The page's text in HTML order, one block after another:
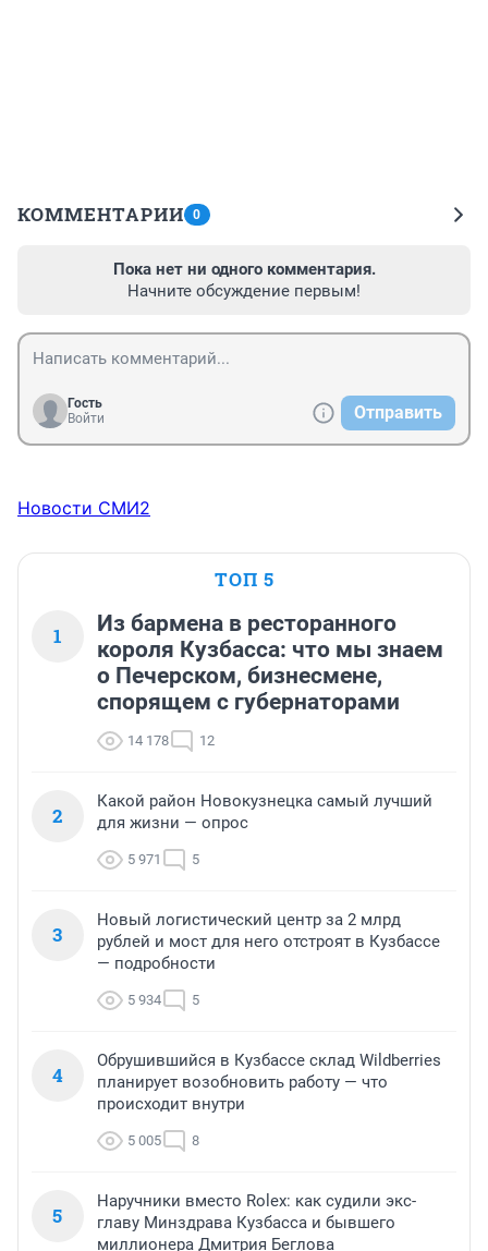
КОММЕНТАРИИ 0
Пока нет ни одного комментария.
Начните обсуждение первым!
Гость
Войти
Отправить
Новости СМИ2
ТОП 5
1
Из бармена в ресторанного
короля Кузбасса: что мы знаем
о Печерском, бизнесмене,
спорящем с губернаторами
14 178 12
2
Какой район Новокузнецка самый лучший
для жизни — опрос
5 971 5
3
Новый логистический центр за 2 млрд
рублей и мост для него отстроят в Кузбассе
— подробности
5 934 5
4
Обрушившийся в Кузбассе склад Wildberries
планирует возобновить работу — что
происходит внутри
5 005 8
5
Наручники вместо Rolex: как судили экс-
главу Минздрава Кузбасса и бывшего
миллионера Дмитрия Беглова